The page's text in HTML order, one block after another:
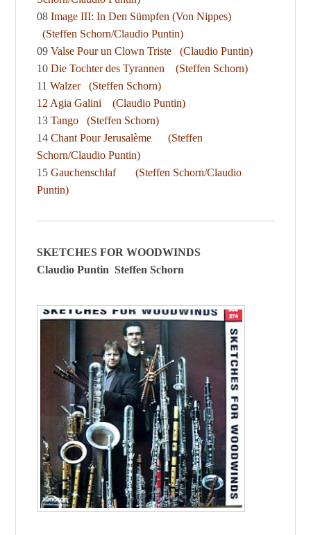
08Image III: In Den Sümpfen (Von Nippes)
(Steffen Schorn/Claudio Puntin)
09Valse Pour un Clown Triste(Claudio Puntin)
10Die Tochter des Tyrannen(Steffen Schorn)
11Walzer(Steffen Schorn)
12 Agia Galini
(Claudio Puntin)
13Tango
(Steffen Schorn)
14Chant Pour Jerusalème
(Steffen
Schorn/Claudio Puntin)
15Gauchenschlaf
(Steffen Schorn/Claudio
Puntin)
SKETCHES FOR WOODWINDS
Claudio Puntin Steffen Schorn